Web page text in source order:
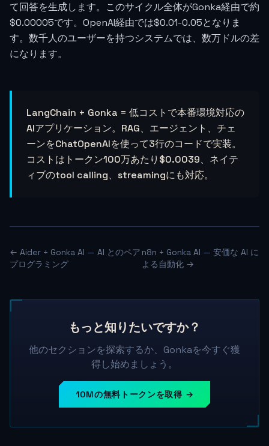
て回答を生成します。このサイクル全体がGonka経由で約
$0.00005です。OpenAI経由では$0.01-0.05となりま
す。数千人のユーザーを持つシステムでは、数万ドルの差
になります。
LangChain + Gonka = 低コストで本番環境対応の
AIアプリケーション。RAG、エージェント、チェ
ーンをChatOpenAIを使って3行のコードで実装。
コストはトークン100万あたり $0.0039、ネイテ
ィブのtool calling、streamingにも対応。
← Aider + Gonka AI — AI とのペア
プログラミング
n8n + Gonka AI — 安価な AI に
よる自動化 →
もっと知りたいですか？
他のセクションを探索するか、Gonkaを今すぐ獲
得し始めましょう。
10Mの無料トークンを取得 →